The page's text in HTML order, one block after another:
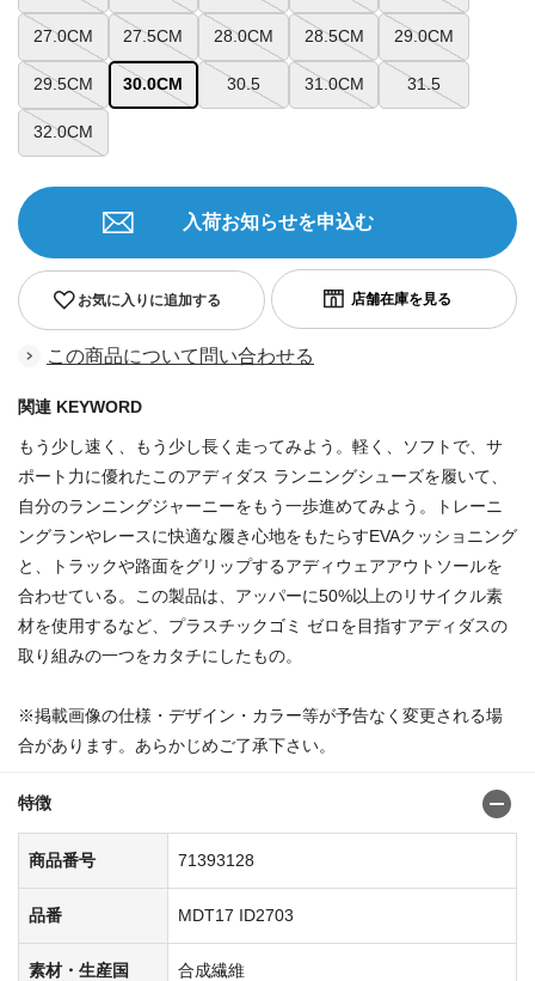
27.0CM 27.5CM 28.0CM 28.5CM 29.0CM
29.5CM 30.0CM 30.5 31.0CM 31.5
32.0CM
お気に入りに追加する
入荷お知らせを申込む
この商品について問い合わせる
関連 KEYWORD
もう少し速く、もう少し長く走ってみよう。軽く、ソフトで、サ
ポート力に優れたこのアディダス ランニングシューズを履いて、
自分のランニングジャーニーをもう一歩進めてみよう。トレーニ
ングランやレースに快適な履き心地をもたらすEVAクッショニング
と、トラックや路面をグリップするアディウェアアウトソールを
合わせている。この製品は、アッパーに50%以上のリサイクル素
材を使用するなど、プラスチックゴミ ゼロを目指すアディダスの
取り組みの一つをカタチにしたもの。
※掲載画像の仕様・デザイン・カラー等が予告なく変更される場
合があります。あらかじめご了承下さい。
特徴
商品番号 71393128
品番 MDT17 ID2703
素材・生産国
合成繊維